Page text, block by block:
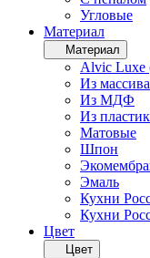
Угловые
Материал
Материал
Alvic
Из
Из МДФ
Из
Матовые
Шпон
Эмаль
Кухни
Кухни
Цвет
Цвет